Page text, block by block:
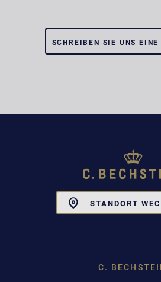
SCHREIBEN SIE UNS
STANDORT
C.